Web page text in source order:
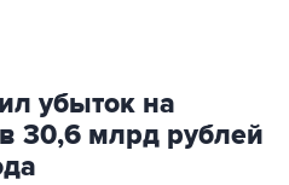
убыток на
30,6 млрд рублей